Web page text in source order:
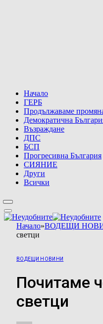
Начало
ГЕРБ
Продължаваме
Демократична
Възраждане
ДПС
БСП
Прогресивна България
СИЯНИЕ
Други
Всички
Начало»ВОДЕЩИ
светци
ВОДЕЩИ НОВИНИ
Почитаме
светци